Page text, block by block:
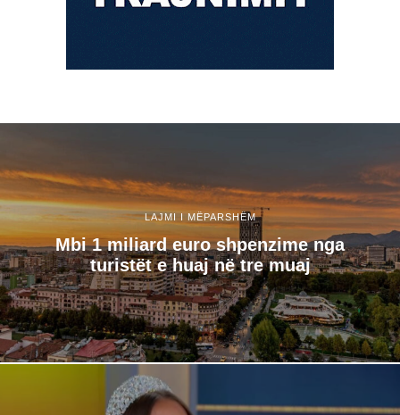
LAJMI I MËPARSHËM
Mbi 1 miliard euro shpenzime nga
turistët e huaj në tre muaj